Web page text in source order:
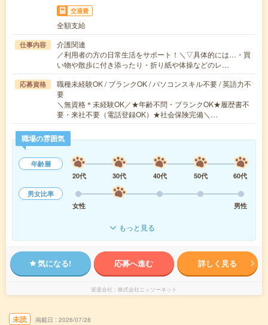
交通費
全額支給
仕事内容
介護関連
／利用者の方の日常生活をサポート！＼▽具体的には…・買
い物や散歩に付き添ったり・折り紙や体操などのレ…
応募資格
職種未経験OK / ブランクOK / パソコンスキル不要 / 英語力不
要
＼無資格＊未経験OK／★年齢不問・ブランクOK★履歴書不
要・来社不要（電話登録OK）★社会保険完備＼…
職場の雰囲気
年齢層
20代
30代 40代 50代
60代
男女比率
女性
男性
もっと見る
気になる! 応募へ進む 詳しく見る
派遣会社 株式会社ニッソーネット
未読 掲載日 2026/07/28